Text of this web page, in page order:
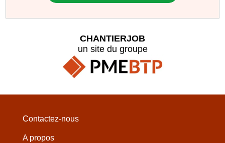
CHANTIERJOB
un site du groupe
Contactez-nous
A propos